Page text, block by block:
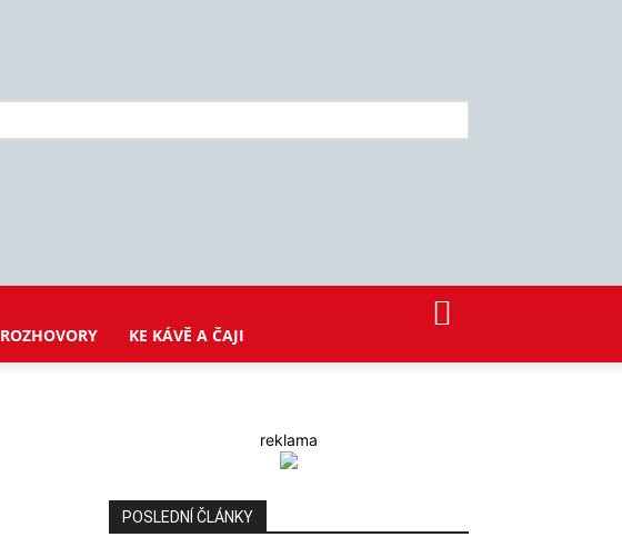
ROZHOVORY KE KÁVĚ A ČAJI
reklama
POSLEDNÍ ČLÁNKY